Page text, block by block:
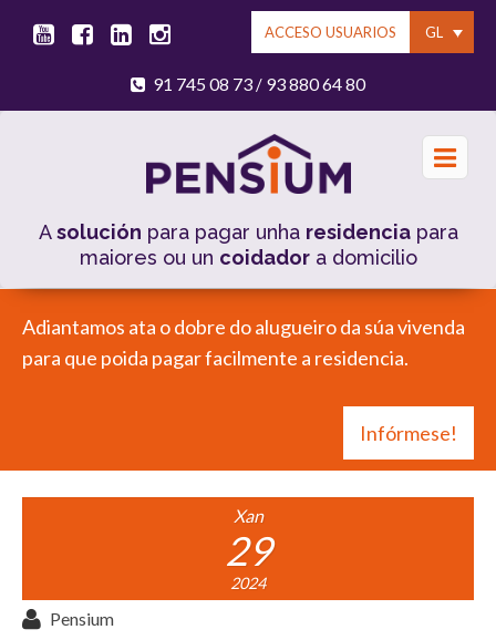
GL
ACCESO USUARIOS
91 745 08 73/ 93 880 64 80
Asolución para pagar unha residenciapara
maiores ou un coidadora domicilio
Adiantamos ata o dobre do alugueiro da súa vivenda
para que poida pagar facilmente a residencia.
Infórmese!
Xan
29
2024
Pensium